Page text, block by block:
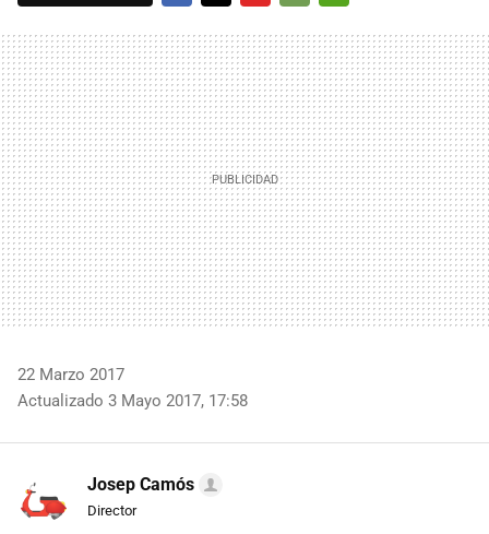
MAIL
22 Marzo 2017
Actualizado 3 Mayo 2017, 17:58
Josep Camós
Director